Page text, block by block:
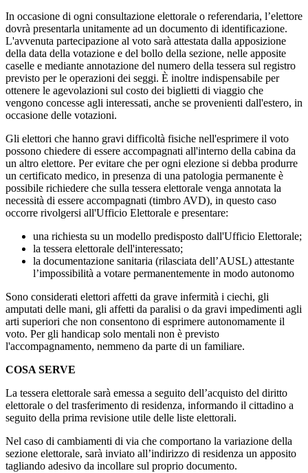
In occasione di ogni consultazione elettorale o referendaria, l’elettore
dovrà presentarla unitamente ad un documento di identificazione.
L'avvenuta partecipazione al voto sarà attestata dalla apposizione
della data della votazione e del bollo della sezione, nelle apposite
caselle e mediante annotazione del numero della tessera sul registro
previsto per le operazioni dei seggi. È inoltre indispensabile per
ottenere le agevolazioni sul costo dei biglietti di viaggio che
vengono concesse agli interessati, anche se provenienti dall'estero, in
occasione delle votazioni.
Gli elettori che hanno gravi difficoltà fisiche nell'esprimere il voto
possono chiedere di essere accompagnati all'interno della cabina da
un altro elettore. Per evitare che per ogni elezione si debba produrre
un certificato medico, in presenza di una patologia permanente è
possibile richiedere che sulla tessera elettorale venga annotata la
necessità di essere accompagnati (timbro AVD), in questo caso
occorre rivolgersi all'Ufficio Elettorale e presentare:
una richiesta su un modello predisposto dall'Ufficio Elettorale;
la tessera elettorale dell'interessato;
la documentazione sanitaria (rilasciata dell’AUSL) attestante
l’impossibilità a votare permanentemente in modo autonomo
Sono considerati elettori affetti da grave infermità i ciechi, gli
amputati delle mani, gli affetti da paralisi o da gravi impedimenti agli
arti superiori che non consentono di esprimere autonomamente il
voto. Per gli handicap solo mentali non è previsto
l'accompagnamento, nemmeno da parte di un familiare.
COSA SERVE
La tessera elettorale sarà emessa a seguito dell’acquisto del diritto
elettorale o del trasferimento di residenza, informando il cittadino a
seguito della prima revisione utile delle liste elettorali.
Nel caso di cambiamenti di via che comportano la variazione della
sezione elettorale, sarà inviato all’indirizzo di residenza un apposito
tagliando adesivo da incollare sul proprio documento.